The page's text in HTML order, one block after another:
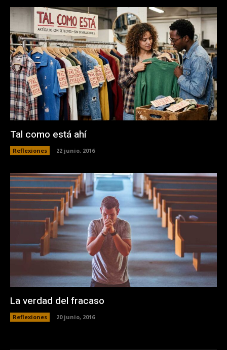
Tal como está ahí
Reflexiones 22 junio, 2016
La verdad del fracaso
Reflexiones 20 junio, 2016